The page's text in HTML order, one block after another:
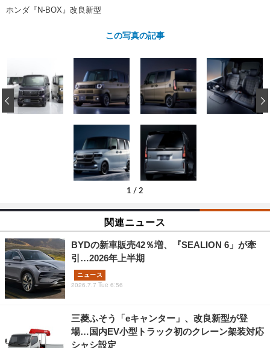
ェクト
インタビュー
イベント告知 イベントレポート
ホンダ『N-BOX』改良新型
この写真の記事
1 / 2
‹
関連ニュース
BYDの新車販売42％増、『SEALION 6」が牽
引…2026年上半期
ニュース
2026.7.7 Tue 6:56
三菱ふそう「eキャンター」、改良新型が登
場…国内EV小型トラック初のクレーン架装対応
シャシ設定